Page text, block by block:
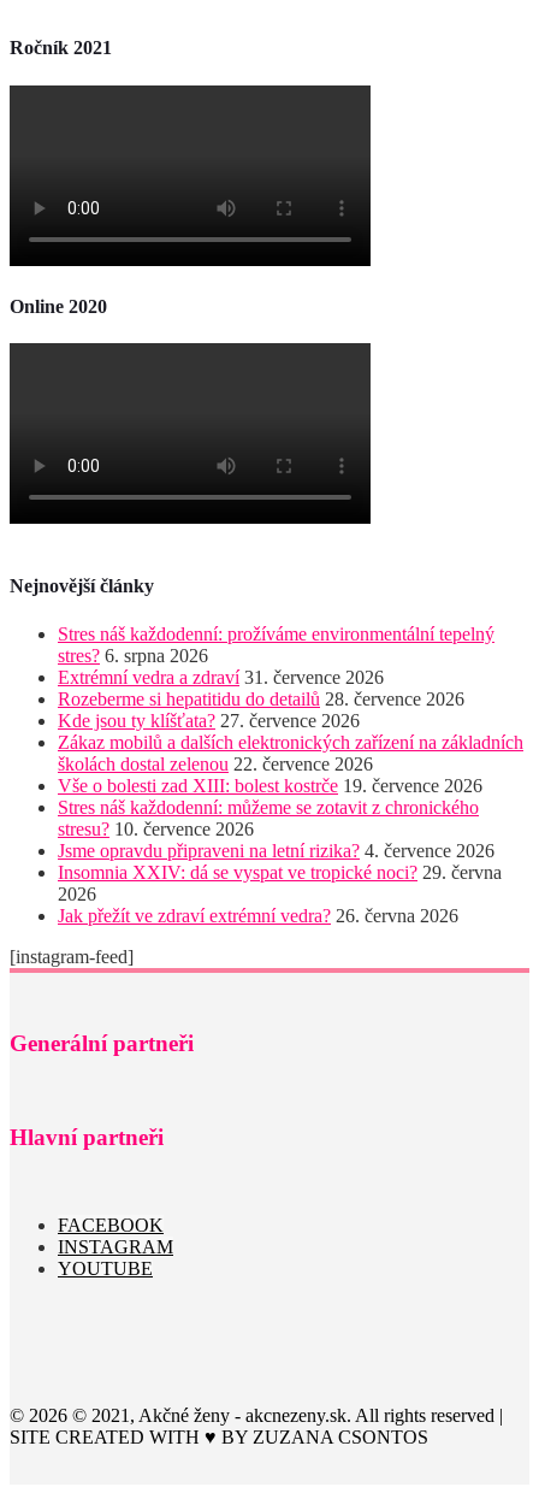
Ročník 2021
Online 2020
Nejnovější články
Stres náš každodenní: prožíváme environmentální tepelný
stres? 6. srpna 2026
Extrémní vedra a zdraví 31. července 2026
Rozeberme si hepatitidu do detailů 28. července 2026
Kde jsou ty klíšťata? 27. července 2026
Zákaz mobilů a dalších elektronických zařízení na základních
školách dostal zelenou 22. července 2026
Vše o bolesti zad XIII: bolest kostrče 19. července 2026
Stres náš každodenní: můžeme se zotavit z chronického
stresu? 10. července 2026
Jsme opravdu připraveni na letní rizika? 4. července 2026
Insomnia XXIV: dá se vyspat ve tropické noci? 29. června
2026
Jak přežít ve zdraví extrémní vedra? 26. června 2026
[instagram-feed]
Generální partneři
Hlavní partneři
FACEBOOK
INSTAGRAM
YOUTUBE
© 2026 © 2021, Akčné ženy - akcnezeny.sk. All rights reserved |
SITE CREATED WITH ♥ BY ZUZANA CSONTOS